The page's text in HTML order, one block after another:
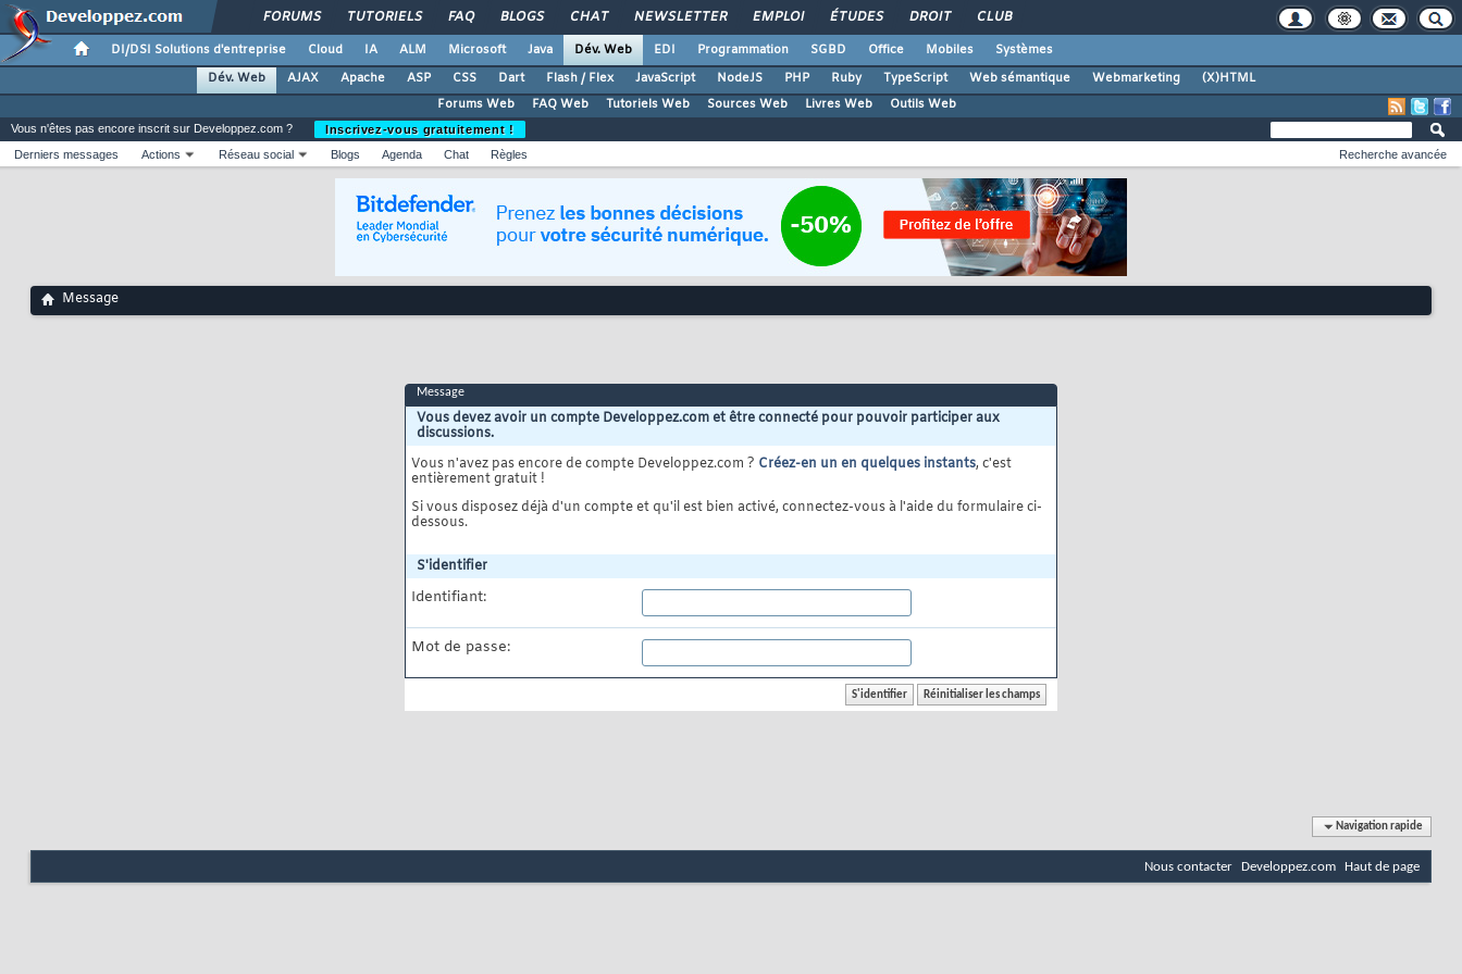
FORUMS TUTORIELS FAQ BLOGS CHAT NEWSLETTER EMPLOI ÉTUDES DROIT CLUB
DI/DSI Solutions d'entreprise Cloud IA ALM Microsoft Java Dév. Web EDI Programmation SGBD Office Mobiles
Systèmes
Dév. Web
AJAX Apache ASP CSS Dart Flash / Flex JavaScript NodeJS PHP Ruby TypeScript Web sémantique Webmarketing
(X)HTML
Forums Web
FAQ Web Tutoriels Web Sources Web Livres Web Outils Web
Vous n'êtes pas encore inscrit sur Developpez.com ?
Inscrivez-vous gratuitement !
Derniers messages
Actions Réseau social Blogs Agenda Chat Règles Recherche avancée
Message
Message
Vous devez avoir un compte Developpez.com et être connecté pour pouvoir participer aux
discussions.
Vous n'avez pas encore de compte Developpez.com ? Créez-en un en quelques instants, c'est
entièrement gratuit !
Si vous disposez déjà d'un compte et qu'il est bien activé, connectez-vous à l'aide du formulaire ci-
dessous.
S'identifier
Identifiant:
Mot de passe:
Navigation rapide
Nous contacter Developpez.com Haut de page